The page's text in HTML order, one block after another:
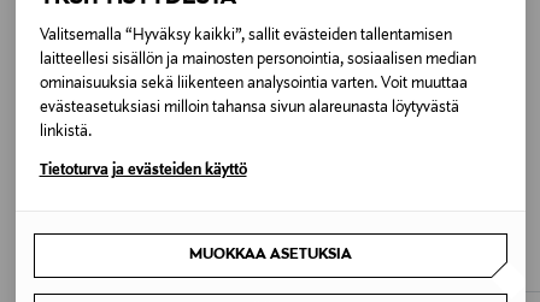
Valitsemalla “Hyväksy kaikki”, sallit evästeiden tallentamisen
laitteellesi sisällön ja mainosten personointia, sosiaalisen median
ominaisuuksia sekä liikenteen analysointia varten. Voit muuttaa
evästeasetuksiasi milloin tahansa sivun alareunasta löytyvästä
linkistä.
Tietoturva ja evästeiden käyttö
MUOKKAA ASETUKSIA
Valmistusmaa
Bangladesh
Valmistajan tuotenumero
Valmistaja
ALE –41%
Discounted Price
95,40 €